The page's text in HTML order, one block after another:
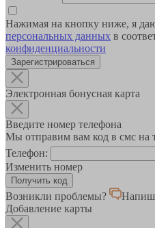
Нажимая на кнопку ниже, я
персональных данных в
конфиденциальности
Зарегистрироваться
Электронная бонусная карта
Введите номер телефона
Мы отправим вам код в смс на
Телефон:
Изменить номер
Возникли проблемы?
Добавление карты